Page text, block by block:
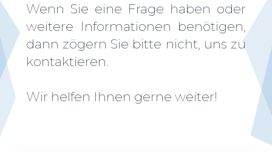
Wenn Sie eine Frage haben oder
weitere Informationen benötigen,
dann zögern Sie bitte nicht, uns zu
kontaktieren.
Wir helfen Ihnen gerne weiter!